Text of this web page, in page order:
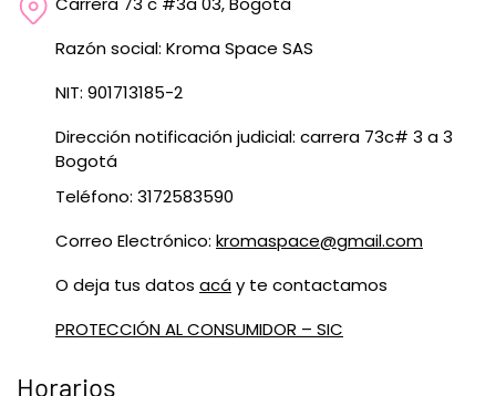
Razón social: Kroma Space SAS
NIT: 901713185-2
Dirección notificación judicial: carrera 73c# 3 a 3
Bogotá
Teléfono: 3172583590
Correo Electrónico: kromaspace@gmail.com
O deja tus datos acáy te contactamos
PROTECCIÓN AL CONSUMIDOR – SIC
Horarios